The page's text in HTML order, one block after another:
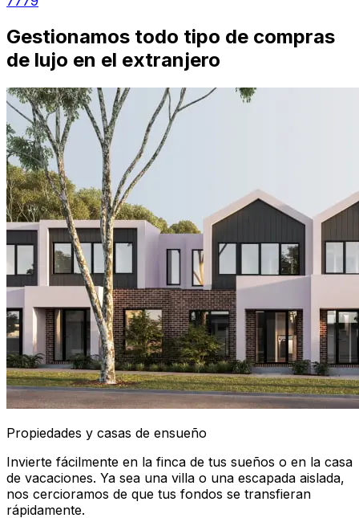
Gestionamos todo tipo de compras
de lujo en el extranjero
Propiedades y casas de ensueño
Invierte fácilmente en la finca de tus sueños o en la casa
de vacaciones. Ya sea una villa o una escapada aislada,
nos cercioramos de que tus fondos se transfieran
rápidamente.